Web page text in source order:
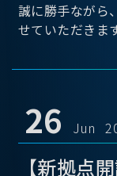
誠に勝手ながら
せていただきま
26 Jun
【新拠点